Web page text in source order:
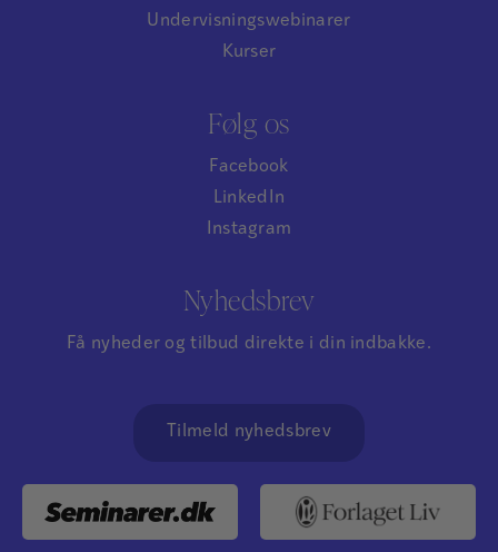
Undervisningswebinarer
Kurser
Følg os
Facebook
LinkedIn
Instagram
Nyhedsbrev
Få nyheder og tilbud direkte i din indbakke.
Tilmeld nyhedsbrev